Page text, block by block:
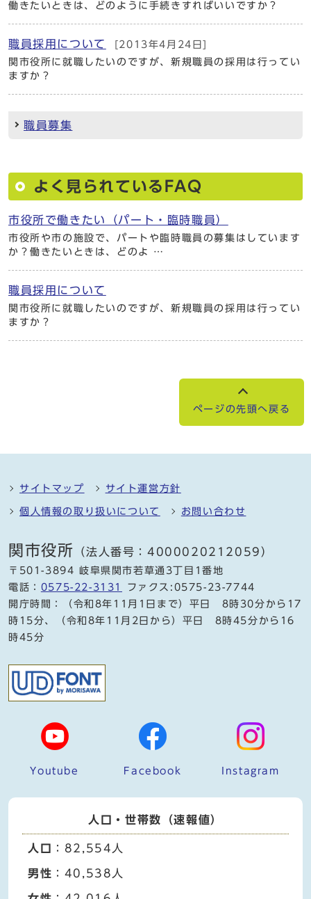
働きたいときは、どのように手続きすればいいですか？
職員採用について
[2013年4月24日]
関市役所に就職したいのですが、新規職員の採用は行ってい
ますか？
職員募集
よく見られているFAQ
市役所で働きたい（パート・臨時職員）
市役所や市の施設で、パートや臨時職員の募集はしています
か？働きたいときは、どのよ …
職員採用について
関市役所に就職したいのですが、新規職員の採用は行ってい
ますか？
ページの先頭へ戻る
サイトマップ サイト運営方針
個人情報の取り扱いについて お問い合わせ
関市役所 （法人番号：4000020212059）
〒501-3894 岐阜県関市若草通3丁目1番地
電話： 0575-22-3131
ファクス:0575-23-7744
開庁時間：（令和8年11月1日まで）平日 8時30分から17
時15分、（令和8年11月2日から）平日 8時45分から16
時45分
Youtube Facebook Instagram
人口・世帯数（速報値）
人口 ：82,554人
男性 ：40,538人